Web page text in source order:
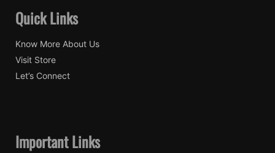
Quick Links
Know More About Us
Visit Store
Let’s Connect
Important Links